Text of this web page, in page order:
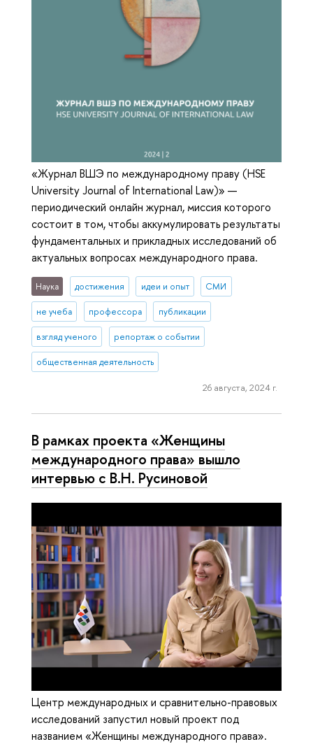
«Журнал ВШЭ по международному праву (HSE
University Journal of International Law)» —
периодический онлайн журнал, миссия которого
состоит в том, чтобы аккумулировать результаты
фундаментальных и прикладных исследований об
актуальных вопросах международного права.
Наука достижения идеи и опыт СМИ
не учеба профессора публикации
взгляд ученого репортаж о событии
общественная деятельность
26 августа, 2024 г.
В рамках проекта «Женщины
международного права» вышло
интервью с В.Н. Русиновой
Центр международных и сравнительно-правовых
исследований запустил новый проект под
названием «Женщины международного права».